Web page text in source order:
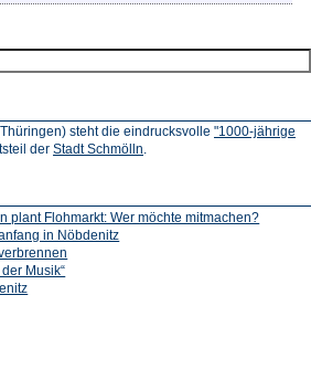
steht die eindrucksvolle "1000-jährige
der Stadt Schmölln.
plant Flohmarkt: Wer möchte mitmachen?
in Nöbdenitz
Musik“